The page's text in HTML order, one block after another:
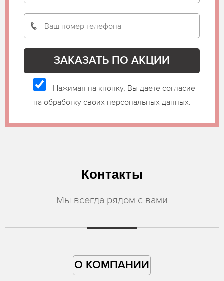
Нажимая на кнопку, Вы даете согласие
на обработку своих персональных данных.
Контакты
Мы всегда рядом с вами
О КОМПАНИИ